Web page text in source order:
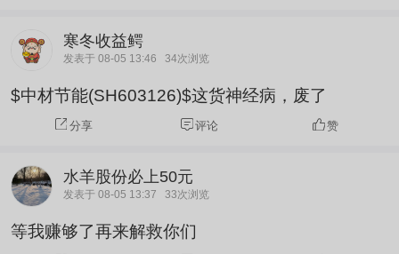
寒冬收益鳄
发表于 08-05 13:46 34次浏览
$中材节能(SH603126)$这货神经病，废了
分享 评论 赞
水羊股份必上50元
发表于 08-05 13:37 33次浏览
等我赚够了再来解救你们